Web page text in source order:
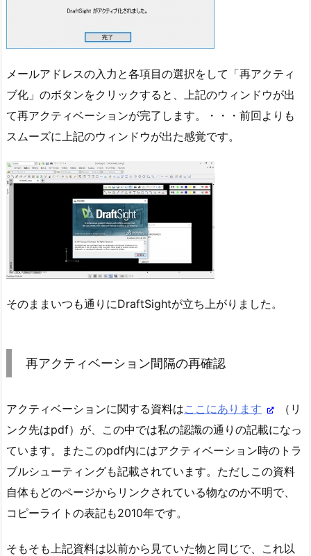
メールアドレスの入力と各項目の選択をして「再アクティ
ブ化」のボタンをクリックすると、上記のウィンドウが出
て再アクティベーションが完了します。・・・前回よりも
スムーズに上記のウィンドウが出た感覚です。
そのままいつも通りにDraftSightが立ち上がりました。
再アクティベーション間隔の再確認
アクティベーションに関する資料はここにあります
（リ
ンク先はpdf）が、この中では私の認識の通りの記載になっ
ています。またこのpdf内にはアクティベーション時のトラ
ブルシューティングも記載されています。ただしこの資料
自体もどのページからリンクされている物なのか不明で、
コピーライトの表記も2010年です。
そもそも上記資料は以前から見ていた物と同じで、これ以